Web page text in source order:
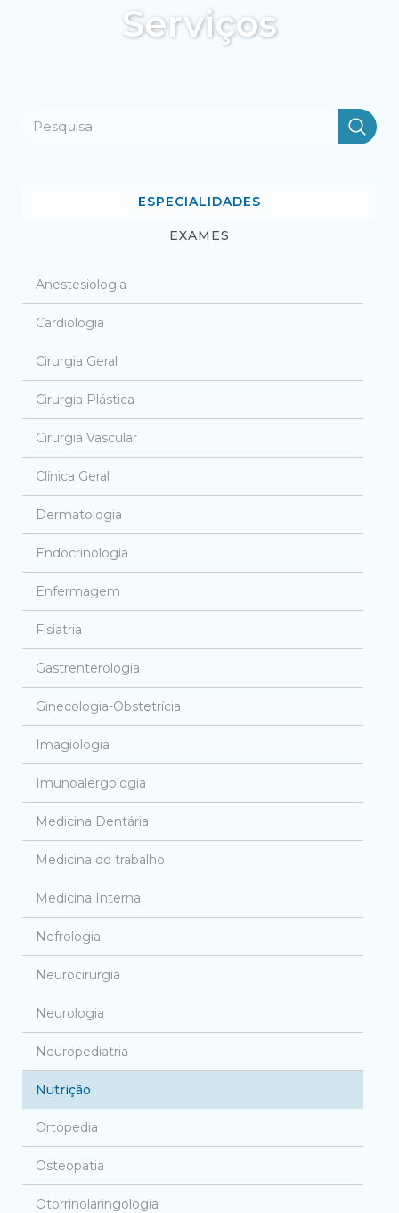
Serviços
ESPECIALIDADES
EXAMES
Anestesiologia
Cardiologia
Cirurgia Geral
Cirurgia Plástica
Cirurgia Vascular
Clínica Geral
Dermatologia
Endocrinologia
Enfermagem
Fisiatria
Gastrenterologia
Ginecologia-Obstetrícia
Imagiologia
Imunoalergologia
Medicina Dentária
Medicina do trabalho
Medicina Interna
Nefrologia
Neurocirurgia
Neurologia
Neuropediatria
Nutrição
Ortopedia
Osteopatia
Otorrinolaringologia